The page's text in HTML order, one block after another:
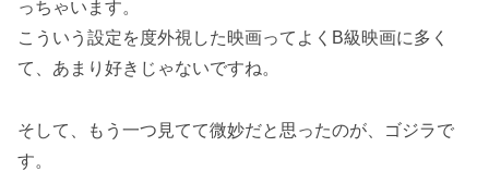
っちゃいます。
こういう設定を度外視した映画ってよくB級映画に多く
て、あまり好きじゃないですね。
そして、もう一つ見てて微妙だと思ったのが、ゴジラで
す。